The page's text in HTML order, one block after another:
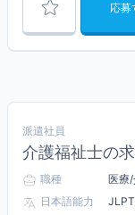
応募
派遣社員
介護福祉士の
職種
医療
日本語能力